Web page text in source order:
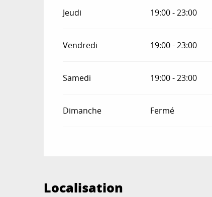
Jeudi 19:00 - 23:00
Vendredi 19:00 - 23:00
Samedi 19:00 - 23:00
Dimanche Fermé
Localisation